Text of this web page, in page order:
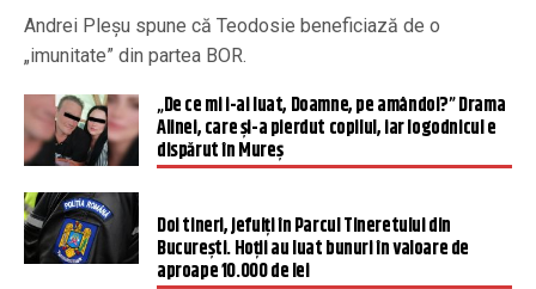
Andrei Pleșu spune că Teodosie beneficiază de o
„imunitate” din partea BOR.
„De ce mi i-ai luat, Doamne, pe amândoi?” Drama
Alinei, care și-a pierdut copilul, iar logodnicul e
dispărut în Mureș
Doi tineri, jefuiți în Parcul Tineretului din
București. Hoții au luat bunuri în valoare de
aproape 10.000 de lei